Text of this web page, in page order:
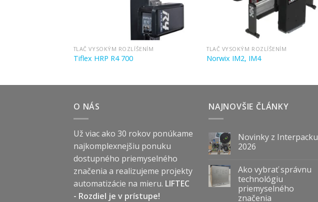
TLAČ VYSOKÝM ROZLÍŠENÍM
Tiflex HRP R4 700
TLAČ VYSOKÝM ROZLÍŠENÍM
Norwix IM2, IM4
O NÁS
Už viac ako 30 rokov ponúkame
najkomplexnejšiu ponuku
dostupného priemyselného
značenia a realizujeme projekty
automatizácie na mieru. LIFTEC
- Rozdiel je v prístupe!
NAJNOVŠIE ČLÁNKY
Novinky z Interpacku
2026
Ako vybrať správnu
technológiu
priemyselného
značenia